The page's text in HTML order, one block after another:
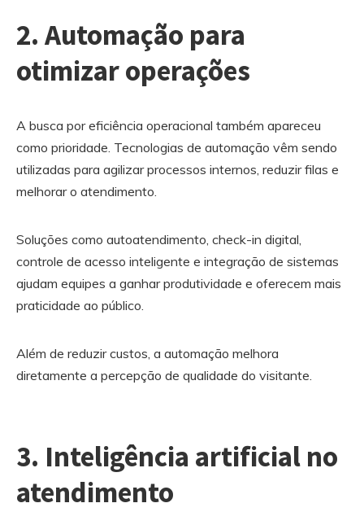
2. Automação para
otimizar operações
A busca por eficiência operacional também apareceu
como prioridade. Tecnologias de automação vêm sendo
utilizadas para agilizar processos internos, reduzir filas e
melhorar o atendimento.
Soluções como autoatendimento, check-in digital,
controle de acesso inteligente e integração de sistemas
ajudam equipes a ganhar produtividade e oferecem mais
praticidade ao público.
Além de reduzir custos, a automação melhora
diretamente a percepção de qualidade do visitante.
3. Inteligência artificial no
atendimento